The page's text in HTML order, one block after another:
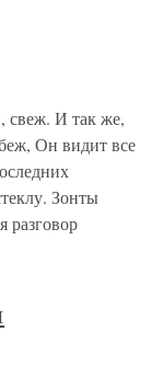
И так же,
Он видит все
Зонты
разговор